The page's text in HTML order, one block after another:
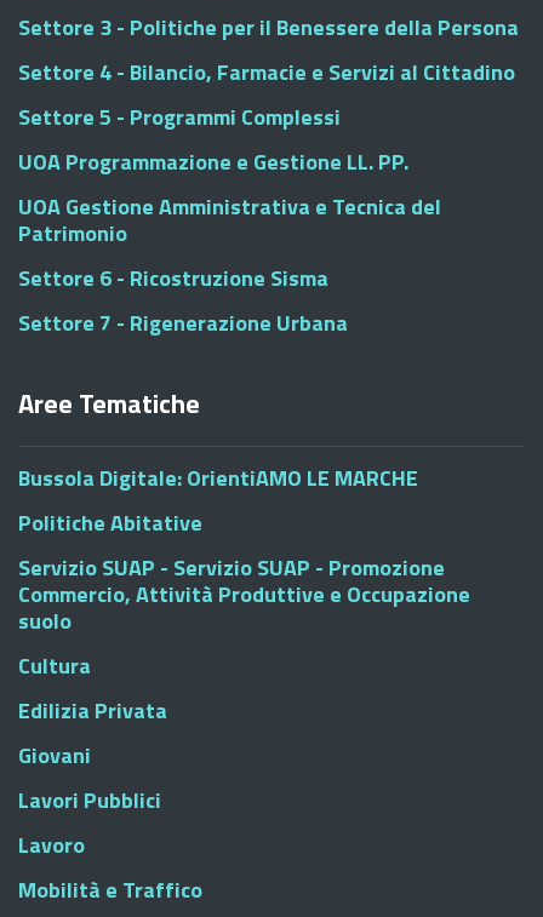
Settore 3 - Politiche per il Benessere della Persona
Settore 4 - Bilancio, Farmacie e Servizi al Cittadino
Settore 5 - Programmi Complessi
UOA Programmazione e Gestione LL. PP.
UOA Gestione Amministrativa e Tecnica del
Patrimonio
Settore 6 - Ricostruzione Sisma
Settore 7 - Rigenerazione Urbana
Aree Tematiche
Bussola Digitale: OrientiAMO LE MARCHE
Politiche Abitative
Servizio SUAP - Servizio SUAP - Promozione
Commercio, Attività Produttive e Occupazione
suolo
Cultura
Edilizia Privata
Giovani
Lavori Pubblici
Lavoro
Mobilità e Traffico